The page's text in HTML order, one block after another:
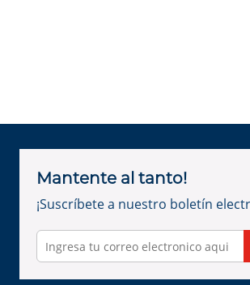
Mantente al tanto!
¡Suscríbete a nuestro boletín